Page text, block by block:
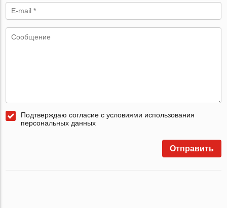
Подтверждаю согласие с условиями использования
персональных данных
Отправить